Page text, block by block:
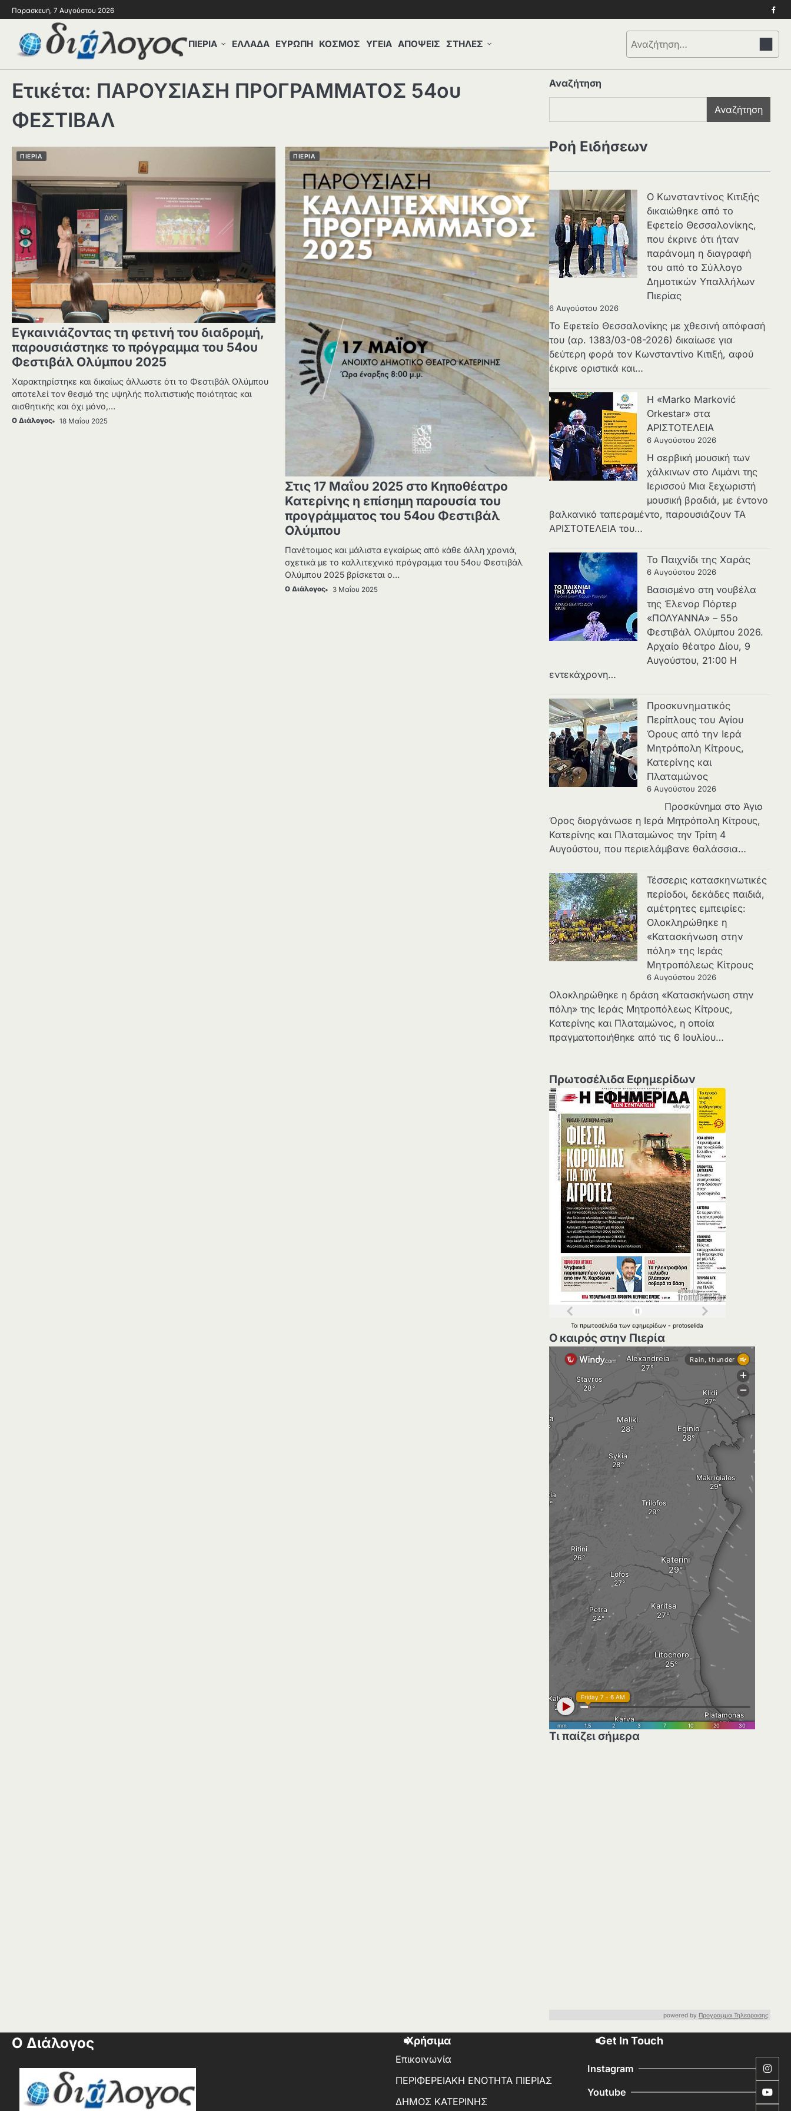
Παρασκευή, 7 Αυγούστου 2026
ΠΙΕΡΙΑ ΕΛΛΑΔΑ ΕΥΡΩΠΗ ΚΟΣΜΟΣ ΥΓΕΙΑ ΑΠΟΨΕΙΣ ΣΤΗΛΕΣ
Αναζήτηση
για:
Ετικέτα: ΠΑΡΟΥΣΙΑΣΗ ΠΡΟΓΡΑΜΜΑΤΟΣ 54ου
ΦΕΣΤΙΒΑΛ
ΠΙΕΡΙΑ
Εγκαινιάζοντας τη φετινή του διαδρομή,
παρουσιάστηκε το πρόγραμμα του 54ου
Φεστιβάλ Ολύμπου 2025
Χαρακτηρίστηκε και δικαίως άλλωστε ότι το Φεστιβάλ Ολύμπου
αποτελεί τον θεσμό της υψηλής πολιτιστικής ποιότητας και
αισθητικής και όχι μόνο,…
Ο Διάλογος 18 Μαΐου 2025
ΠΙΕΡΙΑ
Στις 17 Μαΐου 2025 στο Κηποθέατρο
Κατερίνης η επίσημη παρουσία του
προγράμματος του 54ου Φεστιβάλ
Ολύμπου
Πανέτοιμος και μάλιστα εγκαίρως από κάθε άλλη χρονιά,
σχετικά με το καλλιτεχνικό πρόγραμμα του 54ου Φεστιβάλ
Ολύμπου 2025 βρίσκεται ο…
Ο Διάλογος 3 Μαΐου 2025
Αναζήτηση
Αναζήτηση
Ροή Ειδήσεων
Ο Κωνσταντίνος Κιτιξής
δικαιώθηκε από το
Εφετείο Θεσσαλονίκης,
που έκρινε ότι ήταν
παράνομη η διαγραφή
του από το Σύλλογο
Δημοτικών Υπαλλήλων
Πιερίας
6 Αυγούστου 2026
Το Εφετείο Θεσσαλονίκης με χθεσινή απόφασή
του (αρ. 1383/03-08-2026) δικαίωσε για
δεύτερη φορά τον Κωνσταντίνο Κιτιξή, αφού
έκρινε οριστικά και…
Η «Marko Marković
Orkestar» στα
ΑΡΙΣΤΟΤΕΛΕΙΑ
6 Αυγούστου 2026
Η σερβική μουσική των
χάλκινων στο Λιμάνι της
Ιερισσού Μια ξεχωριστή
μουσική βραδιά, με έντονο
βαλκανικό ταπεραμέντο, παρουσιάζουν ΤΑ
ΑΡΙΣΤΟΤΕΛΕΙΑ του…
Το Παιχνίδι της Χαράς
6 Αυγούστου 2026
Βασισμένο στη νουβέλα
της Έλενορ Πόρτερ
«ΠΟΛΥΑΝΝΑ» – 55ο
Φεστιβάλ Ολύμπου 2026.
Αρχαίο θέατρο Δίου, 9
Αυγούστου, 21:00 Η
εντεκάχρονη…
Προσκυνηματικός
Περίπλους του Αγίου
Όρους από την Ιερά
Μητρόπολη Κίτρους,
Κατερίνης και
Πλαταμώνος
6 Αυγούστου 2026
Προσκύνημα στο Άγιο
Όρος διοργάνωσε η Ιερά Μητρόπολη Κίτρους,
Κατερίνης και Πλαταμώνος την Τρίτη 4
Αυγούστου, που περιελάμβανε θαλάσσια…
Τέσσερις κατασκηνωτικές
περίοδοι, δεκάδες παιδιά,
αμέτρητες εμπειρίες:
Ολοκληρώθηκε η
«Κατασκήνωση στην
πόλη» της Ιεράς
Μητροπόλεως Κίτρους
6 Αυγούστου 2026
Ολοκληρώθηκε η δράση «Κατασκήνωση στην
πόλη» της Ιεράς Μητροπόλεως Κίτρους,
Κατερίνης και Πλαταμώνος, η οποία
πραγματοποιήθηκε από τις 6 Ιουλίου…
Πρωτοσέλιδα Εφημερίδων
Ταπρωτοσέλιδατωνεφημερίδων-protoselida
Ο καιρός στην Πιερία
Τι παίζει σήμερα
powered by Προγραμμα Τηλεορασης
Ο Διάλογος Χρήσιμα
Επικοινωνία
ΠΕΡΙΦΕΡΕΙΑΚΗ ΕΝΟΤΗΤΑ ΠΙΕΡΙΑΣ
ΔΗΜΟΣ ΚΑΤΕΡΙΝΗΣ
Get In Touch
Instagram
Youtube